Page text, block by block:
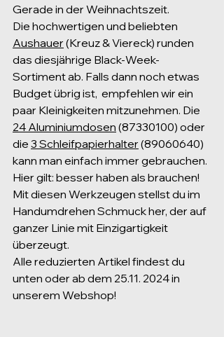
Gerade in der Weihnachtszeit.
Die hochwertigen und beliebten
Aushauer (Kreuz & Viereck) runden
das diesjährige Black-Week-
Sortiment ab. Falls dann noch etwas
Budget übrig ist,  empfehlen wir ein
paar Kleinigkeiten mitzunehmen. Die
24 Aluminiumdosen (87330100) oder
die 3 Schleifpapierhalter (89060640)
kann man einfach immer gebrauchen.
Hier gilt: besser haben als brauchen!
Mit diesen Werkzeugen stellst du im
Handumdrehen Schmuck her, der auf
ganzer Linie mit Einzigartigkeit
überzeugt.
Alle reduzierten Artikel findest du
unten oder ab dem 25.11. 2024 in
unserem Webshop!